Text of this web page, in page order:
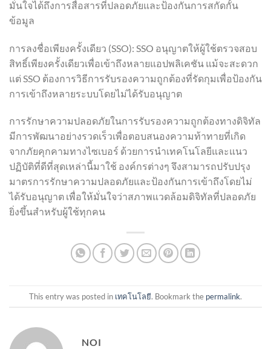
มั่นใจได้ถึงการสื่อสารที่ปลอดภัยและป้องกันการสกัดกั้น
ข้อมูล
การลงชื่อเพียงครั้งเดียว (SSO): SSO อนุญาตให้ผู้ใช้ตรวจสอบ
สิทธิ์เพียงครั้งเดียวเพื่อเข้าถึงหลายแอปพลิเคชัน แม้จะสะดวก
แต่ SSO ต้องการวิธีการรับรองความถูกต้องที่รัดกุมเพื่อป้องกัน
การเข้าถึงหลายระบบโดยไม่ได้รับอนุญาต
การรักษาความปลอดภัยในการรับรองความถูกต้องทางดิจิทัล
มีการพัฒนาอย่างรวดเร็วเพื่อตอบสนองความท้าทายที่เกิด
จากภัยคุกคามทางไซเบอร์ ด้วยการนำเทคโนโลยีและแนว
ปฏิบัติที่ดีที่สุดเหล่านี้มาใช้ องค์กรต่างๆ จึงสามารถปรับปรุง
มาตรการรักษาความปลอดภัยและป้องกันการเข้าถึงโดยไม่
ได้รับอนุญาต เพื่อให้มั่นใจว่าสภาพแวดล้อมดิจิทัลที่ปลอดภัย
ยิ่งขึ้นสำหรับผู้ใช้ทุกคน
This entry was posted in เทคโนโลยี. Bookmark the permalink.
NOI